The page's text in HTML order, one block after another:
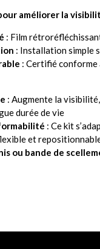
améliorer la
: Film
: Installation simple
: Certifié conforme
: Augmente la
durée de vie
: Ce kit
et
ou bande de